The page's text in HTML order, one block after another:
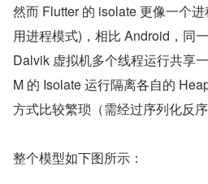
然而 Flutter 的 isolate 更像一个
用进程模式)，相比 Android，同
Dalvik 虚拟机多个线程运行共享
M 的 Isolate 运行隔离各自的
方式比较繁琐（需经过序列化反
整个模型如下图所示：